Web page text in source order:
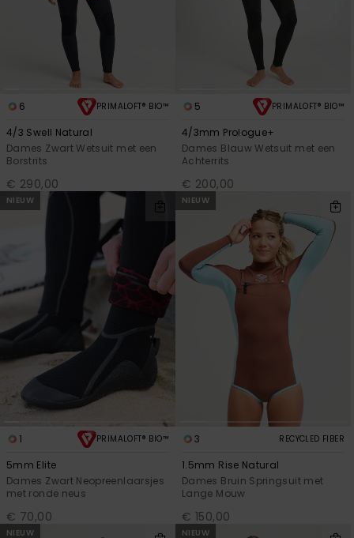
6 PRIMALOFT® BIO™
4/3 Swell Natural
Dames Zwart Wetsuit met een
Borstrits
€ 290,00
5 PRIMALOFT® BIO™
4/3mm Prologue+
Dames Blauw Wetsuit met een
Achterrits
€ 200,00
NIEUW
1 PRIMALOFT® BIO™
5mm Elite
Dames Zwart Neopreenlaarsjes
met ronde neus
€ 70,00
NIEUW
3 RECYCLED FIBER
1.5mm Rise Natural
Dames Bruin Springsuit met
Lange Mouw
€ 150,00
NIEUW NIEUW